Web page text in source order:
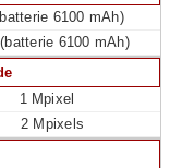
6100 mAh)
6100 mAh)
1 Mpixel
2 Mpixels